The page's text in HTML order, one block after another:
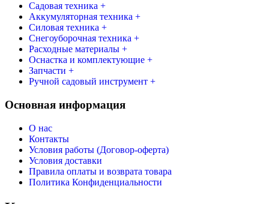
Садовая техника +
Аккумуляторная техника +
Силовая техника +
Снегоуборочная техника +
Расходные материалы +
Оснастка и комплектующие +
Запчасти +
Ручной садовый инструмент +
Основная информация
О нас
Контакты
Условия работы (Договор-оферта)
Условия доставки
Правила оплаты и возврата товара
Политика Конфиденциальности